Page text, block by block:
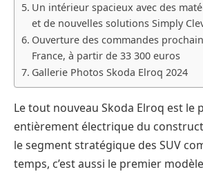
Un intérieur spacieux avec des
et de nouvelles solutions Simply
Ouverture des commandes
France, à partir de 33 300 euros
Gallerie Photos Skoda Elroq 2024
Le tout nouveau Skoda Elroq est le
entièrement électrique du
le segment stratégique des SUV
temps, c’est aussi le premier